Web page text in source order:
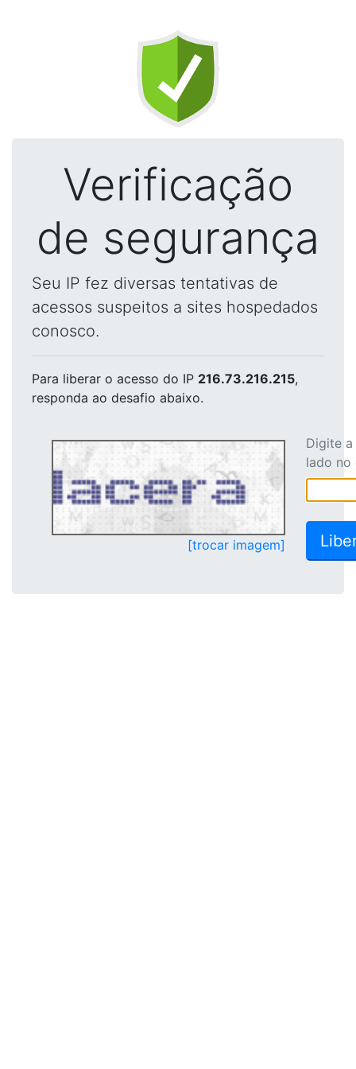
Verificação
de segurança
Seu IP fez diversas tentativas de
acessos suspeitos a sites hospedados
conosco.
Para liberar o acesso do IP 216.73.216.215,
responda ao desafio abaixo.
[trocar imagem]
Digite
lado no